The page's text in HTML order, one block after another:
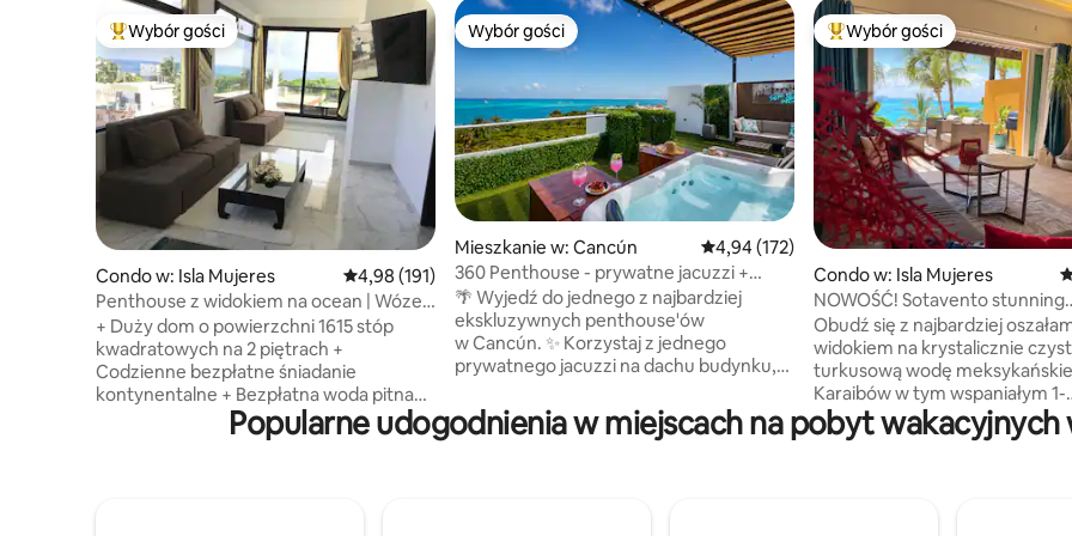
Najpopularniejsze z kategorii Wybór gości
Wybór gości
Condo w: Isla Mujeres Średnia ocena: 4,98 na 5, liczba recenzji: 191
4,98 (191)
Penthouse z widokiem na ocean | Wózek
golfowy + śniadanie
+ Duży dom o powierzchni 1615 stóp
kwadratowych na 2 piętrach +
Codzienne bezpłatne śniadanie
kontynentalne + Bezpłatna woda pitna
+ Bezpłatne Wi-Fi Internet o najwyższej
prędkości + Pomoc w wózku golfowym i
Wybór gości
Wybór gości
Mieszkanie w: Cancún Średnia ocena: 4,94 na 5, liczba recenzji: 172
4,94 (172)
360 Penthouse - prywatne jacuzzi +
basen na dachu
🌴 Wyjedź do jednego z najbardziej
ekskluzywnych penthouse'ów
w Cancún. ✨ Korzystaj z jednego
prywatnego jacuzzi na dachu budynku,
zapierające dech w piersiach Morze
Karaibskie. 🏖️ Bezpośrednio
Najpopularniejsze z kategorii
Wybór gości
Condo w: Isla Mujeres
NOWOŚĆ! Sotavento stunning
POOL&OCEAN View 1bdr
Obudź się z najbardziej
widokiem na krystalicznie
turkusową wodę
Karaibów w tym wspaniałym 1-
pokojowym mieszkaniu przy
położonym na parterze
planszowe, kosz piknikowy,
Popularne udogodnienia w miejscach na pobyt wakacyjnych